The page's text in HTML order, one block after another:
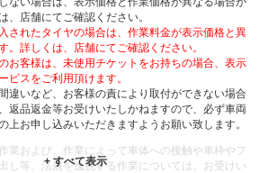
、店舗にてご確認ください。
されたタイヤの場合は、作業料金が表示価格と異
。詳しくは、店舗にてご確認ください。
お客様は、未使用チケットをお持ちの場合、表示
ビスをご利用頂けます。
違いなど、お客様の責により取付ができない場合
返品返金等お受けいたしかねますので、必ず車両
上お申し込みいただきますようお願い致します。
業および、作業によって車体への接触や車枠やフ
し等、法規を逸脱する作業については、お受けい